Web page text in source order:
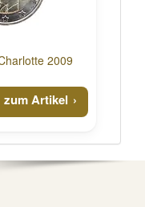
2009
zum Artikel